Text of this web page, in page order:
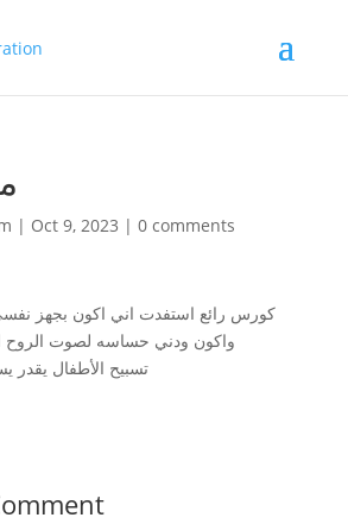
| Oct 9, 2023 | 0 comments
كورس رائع استفدت اني اكون بجهز
واكون ودني حساسه لصوت
تسبيح الأطفال